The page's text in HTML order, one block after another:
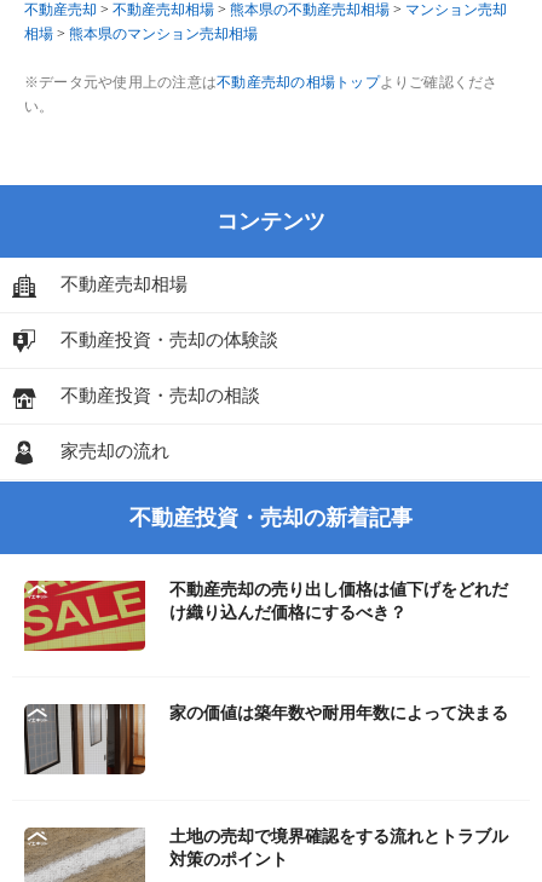
不動産売却 > 不動産売却相場 > 熊本県の不動産売却相場 > マンション売却
相場 > 熊本県のマンション売却相場
※データ元や使用上の注意は不動産売却の相場トップよりご確認くださ
い。
コンテンツ
不動産売却相場
不動産投資・売却の体験談
不動産投資・売却の相談
家売却の流れ
不動産投資・売却の新着記事
不動産売却の売り出し価格は値下げをどれだ
け織り込んだ価格にするべき？
家の価値は築年数や耐用年数によって決まる
土地の売却で境界確認をする流れとトラブル
対策のポイント